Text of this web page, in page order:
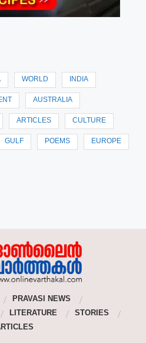
WORLD INDIA
AUSTRALIA
ARTICLES CULTURE
GULF POEMS EUROPE
PRAVASI NEWS
LITERATURE
STORIES